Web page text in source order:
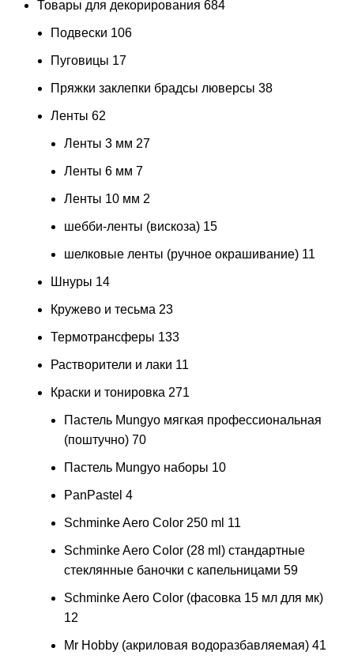
Товары для декорирования 684
Подвески 106
Пуговицы 17
Пряжки заклепки брадсы люверсы 38
Ленты 62
Ленты 3 мм 27
Ленты 6 мм 7
Ленты 10 мм 2
шебби-ленты (вискоза) 15
шелковые ленты (ручное окрашивание) 11
Шнуры 14
Кружево и тесьма 23
Термотрансферы 133
Растворители и лаки 11
Краски и тонировка 271
Пастель Mungyo мягкая профессиональная
(поштучно) 70
Пастель Mungyo наборы 10
PanPastel 4
Schminke Aero Color 250 ml 11
Schminke Aero Color (28 ml) стандартные
стеклянные баночки с капельницами 59
Schminke Aero Color (фасовка 15 мл для мк)
12
Mr Hobby (акриловая водоразбавляемая) 41